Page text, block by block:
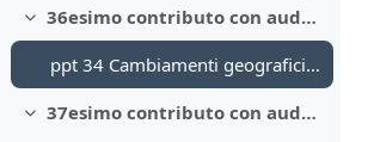
Minimizza
36esimo contributo con audio. Cambiamenti geografici per l'industria e i servizi 2
ppt 34 Cambiamenti geografici per l'industria e i servizi parte 2
Minimizza
37esimo contributo con audio. Cambiamenti geografici per l'industria e i servizi 3